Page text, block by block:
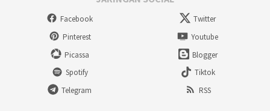
Facebook
Twitter
Pinterest
Youtube
Picassa
Blogger
Spotify
Tiktok
Telegram
RSS